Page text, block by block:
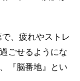
、疲れやストレ
ごせるようにな
『脳番地』とい